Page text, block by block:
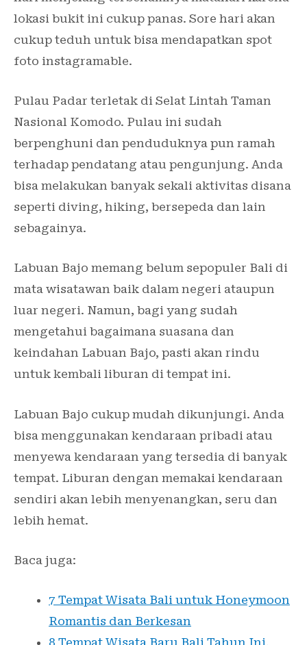
lokasi bukit ini cukup panas. Sore hari akan
cukup teduh untuk bisa mendapatkan spot
foto instagramable.
Pulau Padar terletak di Selat Lintah Taman
Nasional Komodo. Pulau ini sudah
berpenghuni dan penduduknya pun ramah
terhadap pendatang atau pengunjung. Anda
bisa melakukan banyak sekali aktivitas disana
seperti diving, hiking, bersepeda dan lain
sebagainya.
Labuan Bajo memang belum sepopuler Bali di
mata wisatawan baik dalam negeri ataupun
luar negeri. Namun, bagi yang sudah
mengetahui bagaimana suasana dan
keindahan Labuan Bajo, pasti akan rindu
untuk kembali liburan di tempat ini.
Labuan Bajo cukup mudah dikunjungi. Anda
bisa menggunakan kendaraan pribadi atau
menyewa kendaraan yang tersedia di banyak
tempat. Liburan dengan memakai kendaraan
sendiri akan lebih menyenangkan, seru dan
lebih hemat.
Baca juga:
7 Tempat Wisata Bali untuk Honeymoon
Romantis dan Berkesan
8 Tempat Wisata Baru Bali Tahun Ini,